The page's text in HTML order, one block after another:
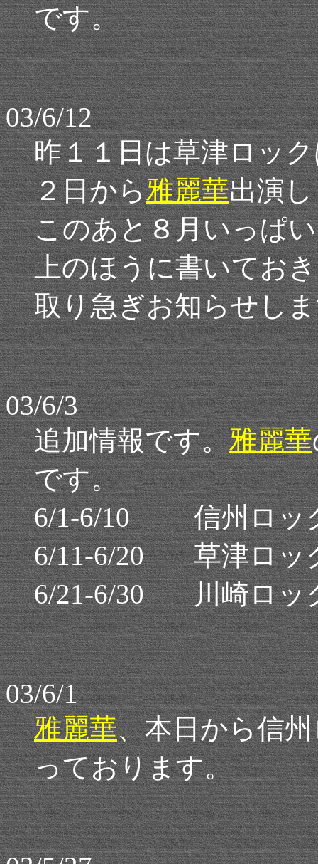
です。
03/6/12
昨１１日は草津ロッ
２日から雅麗華出演
このあと８月いっぱ
上のほうに書いてお
取り急ぎお知らせし
03/6/3
追加情報です。雅麗華
です。
6/1-6/10 信州ロッ
6/11-6/20 草津ロッ
6/21-6/30 川崎ロッ
03/6/1
雅麗華、本日から信
っております。